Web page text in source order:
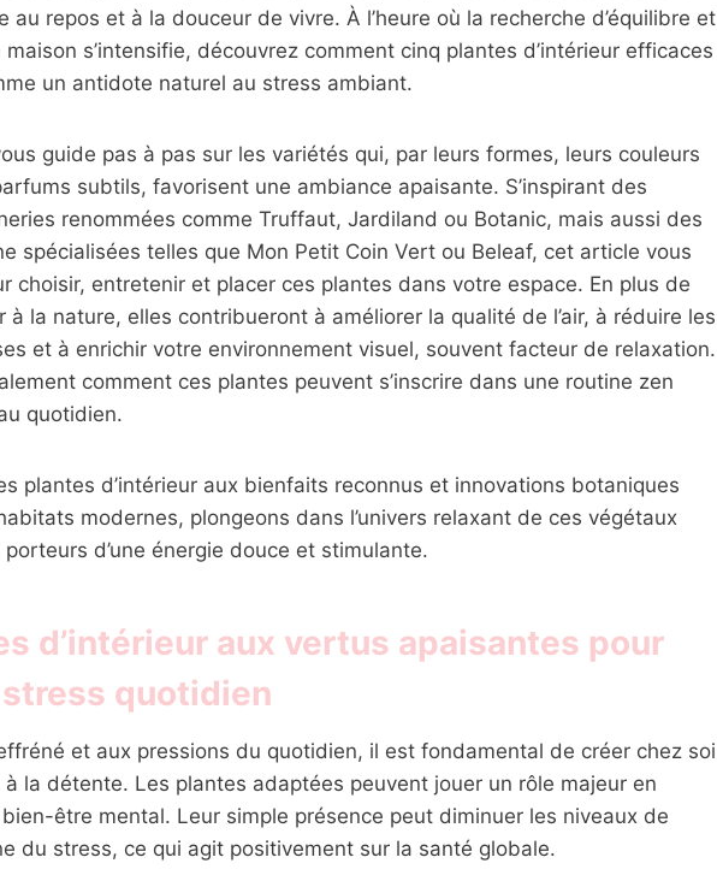
au repos et à la douceur de vivre. À l’heure où la recherche d’équilibre et
s’intensifie, découvrez comment cinq plantes d’intérieur efficaces
un antidote naturel au stress ambiant.
guide pas à pas sur les variétés qui, par leurs formes, leurs couleurs
subtils, favorisent une ambiance apaisante. S’inspirant des
renommées comme Truffaut, Jardiland ou Botanic, mais aussi des
spécialisées telles que Mon Petit Coin Vert ou Beleaf, cet article vous
choisir, entretenir et placer ces plantes dans votre espace. En plus de
à la nature, elles contribueront à améliorer la qualité de l’air, à réduire les
et à enrichir votre environnement visuel, souvent facteur de relaxation.
comment ces plantes peuvent s’inscrire dans une routine zen
quotidien.
plantes d’intérieur aux bienfaits reconnus et innovations botaniques
modernes, plongeons dans l’univers relaxant de ces végétaux
d’une énergie douce et stimulante.
d’intérieur aux vertus apaisantes pour
quotidien
et aux pressions du quotidien, il est fondamental de créer chez soi
la détente. Les plantes adaptées peuvent jouer un rôle majeur en
être mental. Leur simple présence peut diminuer les niveaux de
du stress, ce qui agit positivement sur la santé globale.